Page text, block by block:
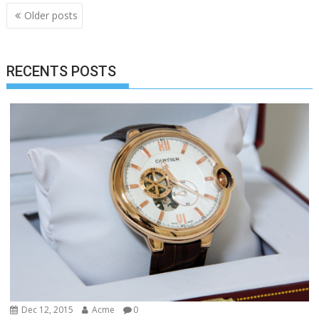
Posts
navigation
Older posts
RECENTS POSTS
Dec 12, 2015 Acme 0